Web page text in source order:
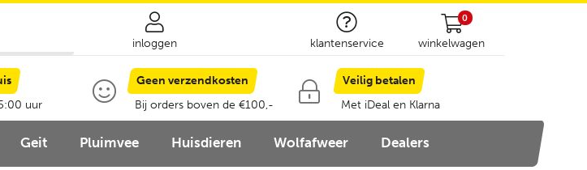
inloggen klantenservice
0
winkelwagen
uur
Geen verzendkosten
Bij orders boven de €100,-
Veilig betalen
Met iDeal en Klarna
Geit Pluimvee Huisdieren Wolfafweer Dealers